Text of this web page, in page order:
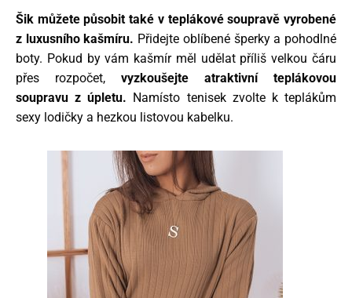
Šik můžete působit také v teplákové soupravě vyrobené
z luxusního kašmíru. Přidejte oblíbené šperky a pohodlné
boty. Pokud by vám kašmír měl udělat příliš velkou čáru
přes rozpočet, vyzkoušejte atraktivní teplákovou
soupravu z úpletu. Namísto tenisek zvolte k teplákům
sexy lodičky a hezkou listovou kabelku.